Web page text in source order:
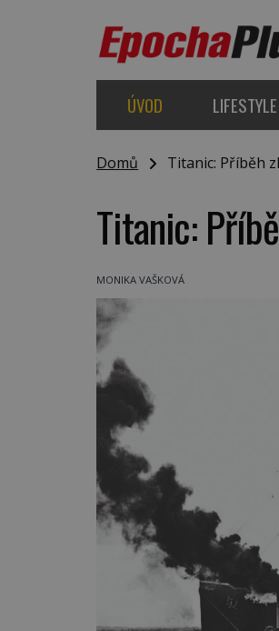
ÚVOD LIFESTYLE
Domů Titanic: Příběh
Titanic:
MONIKA VAŠKOVÁ